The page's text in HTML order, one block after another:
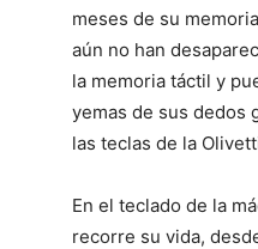
meses de su
aún no han
la memoria táctil y
yemas de sus dedos
las teclas de la
En el teclado de la
recorre su vida,